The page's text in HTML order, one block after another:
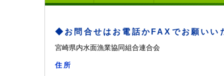
◆お問合せはお電話かFAXでお願いい
宮崎県内水面漁業協同組合連合会
住所